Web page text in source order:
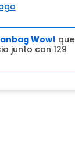
Wow! que
junto con 129